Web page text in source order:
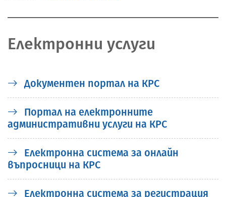
Електронни услуги
Документен портал на КРС
Портал на електронните
административни услуги на КРС
Електронна система за онлайн
въпросници на КРС
Електронна система за регистрация